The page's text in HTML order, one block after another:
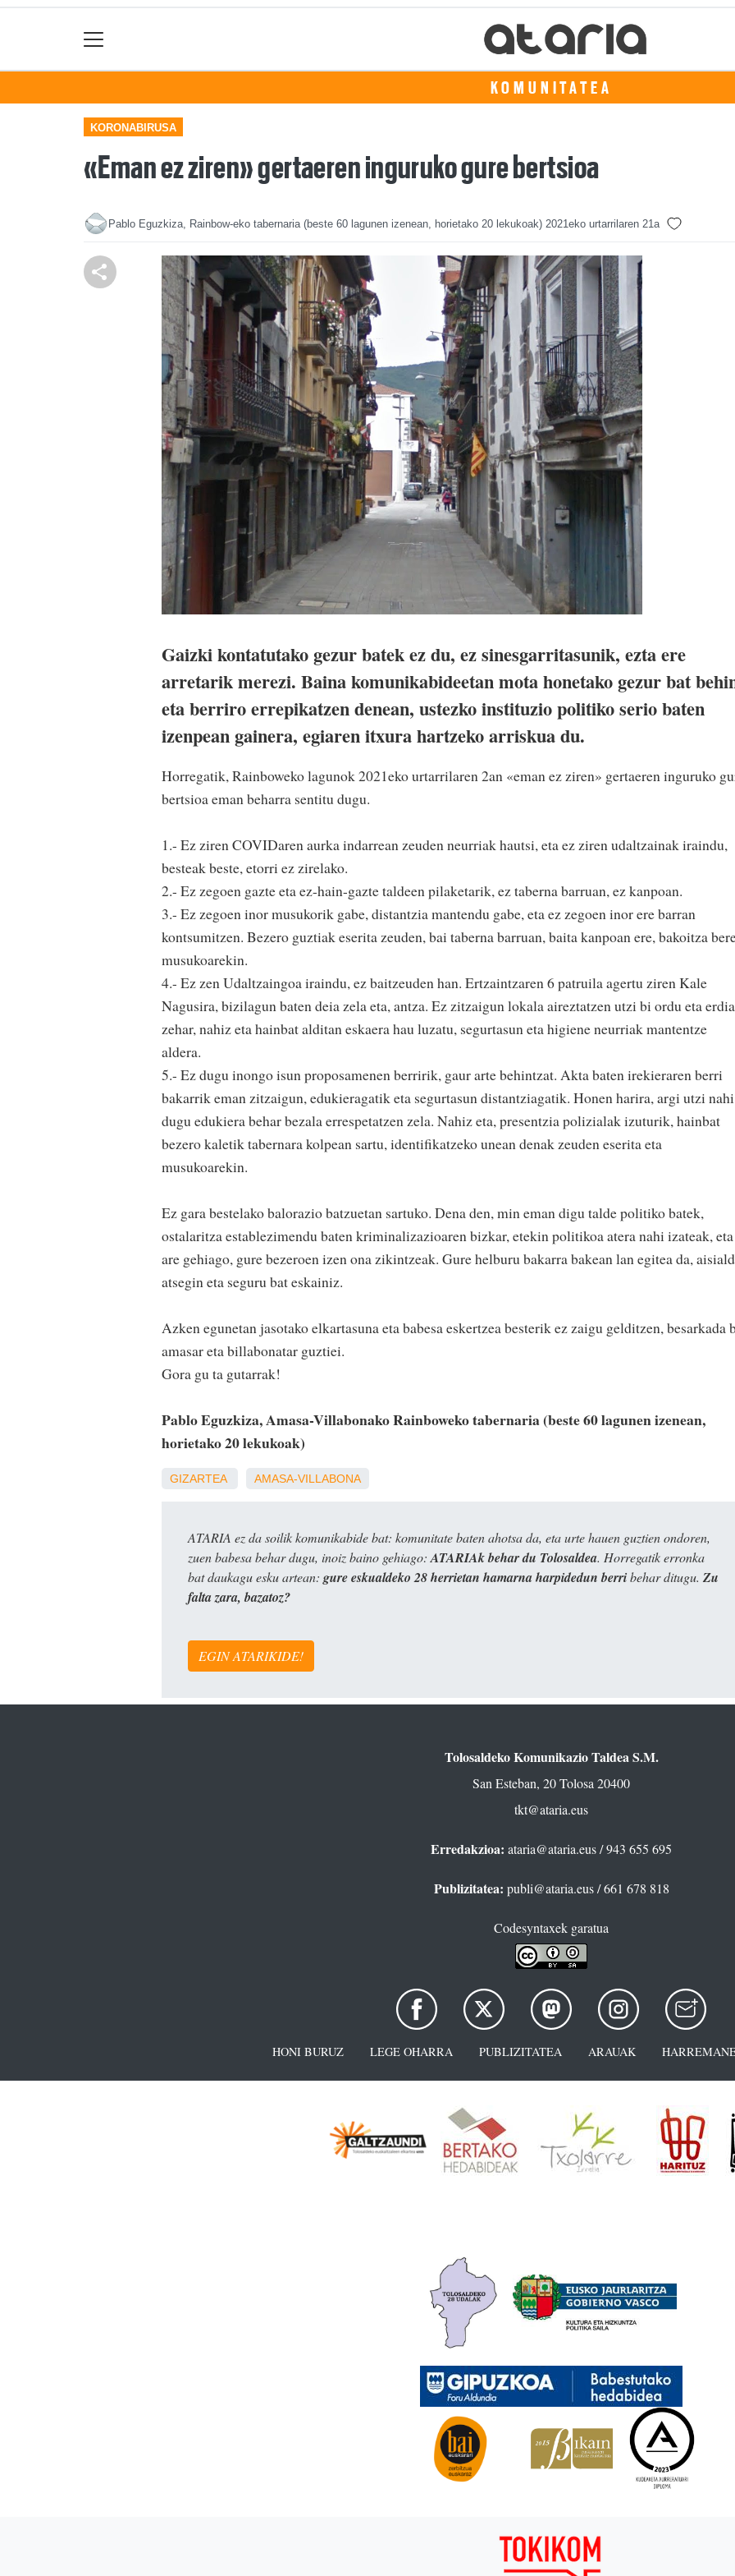
KOMUNITATEA
KORONABIRUSA
«Eman ez ziren» gertaeren inguruko gure bertsioa
Pablo Eguzkiza, Rainbow-eko tabernaria (beste 60 lagunen izenean, horietako 20 lekukoak) 2021eko urtarrilaren 21a
Gaizki kontatutako gezur batek ez du, ez sinesgarritasunik, ezta ere
arretarik merezi. Baina komunikabideetan mota honetako gezur bat
eta berriro errepikatzen denean, ustezko instituzio politiko serio baten
izenpean gainera, egiaren itxura hartzeko arriskua du.
Horregatik, Rainboweko lagunok 2021eko urtarrilaren 2an «eman ez ziren» gertaeren inguruko
bertsioa eman beharra sentitu dugu.
1.- Ez ziren COVIDaren aurka indarrean zeuden neurriak hautsi, eta ez ziren udaltzainak iraindu,
besteak beste, etorri ez zirelako.
2.- Ez zegoen gazte eta ez-hain-gazte taldeen pilaketarik, ez taberna barruan, ez kanpoan.
3.- Ez zegoen inor musukorik gabe, distantzia mantendu gabe, eta ez zegoen inor ere barran
kontsumitzen. Bezero guztiak eserita zeuden, bai taberna barruan, baita kanpoan ere, bakoitza
musukoarekin.
4.- Ez zen Udaltzaingoa iraindu, ez baitzeuden han. Ertzaintzaren 6 patruila agertu ziren Kale
Nagusira, bizilagun baten deia zela eta, antza. Ez zitzaigun lokala aireztatzen utzi bi ordu eta
zehar, nahiz eta hainbat alditan eskaera hau luzatu, segurtasun eta higiene neurriak mantentze
aldera.
5.- Ez dugu inongo isun proposamenen berririk, gaur arte behintzat. Akta baten irekieraren berri
bakarrik eman zitzaigun, edukieragatik eta segurtasun distantziagatik. Honen harira, argi utzi nahi
dugu edukiera behar bezala errespetatzen zela. Nahiz eta, presentzia polizialak izuturik, hainbat
bezero kaletik tabernara kolpean sartu, identifikatzeko unean denak zeuden eserita eta
musukoarekin.
Ez gara bestelako balorazio batzuetan sartuko. Dena den, min eman digu talde politiko batek,
ostalaritza establezimendu baten kriminalizazioaren bizkar, etekin politikoa atera nahi izateak, eta
are gehiago, gure bezeroen izen ona zikintzeak. Gure helburu bakarra bakean lan egitea da,
atsegin eta seguru bat eskainiz.
Azken egunetan jasotako elkartasuna eta babesa eskertzea besterik ez zaigu gelditzen, besarkada
amasar eta billabonatar guztiei.
Gora gu ta gutarrak!
Pablo Eguzkiza, Amasa-Villabonako Rainboweko tabernaria (beste 60 lagunen izenean,
horietako 20 lekukoak)
GIZARTEA AMASA-VILLABONA
ATARIA ez da soilik komunikabide bat: komunitate baten ahotsa da, eta urte hauen guztien ondoren,
zuen babesa behar dugu, inoiz baino gehiago: ATARIAk behar du Tolosaldea. Horregatik erronka
bat daukagu esku artean: gure eskualdeko 28 herrietan hamarna harpidedun berribehar ditugu. Zu
falta zara, bazatoz?
EGIN ATARIKIDE!
Tolosaldeko Komunikazio Taldea S.M.
San Esteban, 20 Tolosa 20400
tkt@ataria.eus
Erredakzioa: ataria@ataria.eus/ 943 655 695
Publizitatea: publi@ataria.eus/ 661 678 818
Codesyntaxek garatua
HONI BURUZ LEGE OHARRA PUBLIZITATEA ARAUAK